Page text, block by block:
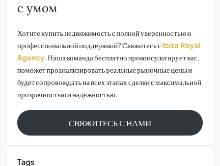
с умом
Хотите купить недвижимость с полной уверенностью и
профессиональной поддержкой? Свяжитесь с Ibiza Royal
Agency. Наша команда бесплатно проконсультирует вас,
поможет проанализировать реальные рыночные цены и
будет сопровождать на всех этапах сделки с максимальной
прозрачностью и надёжностью.
СВЯЖИТЕСЬ С НАМИ
Tags